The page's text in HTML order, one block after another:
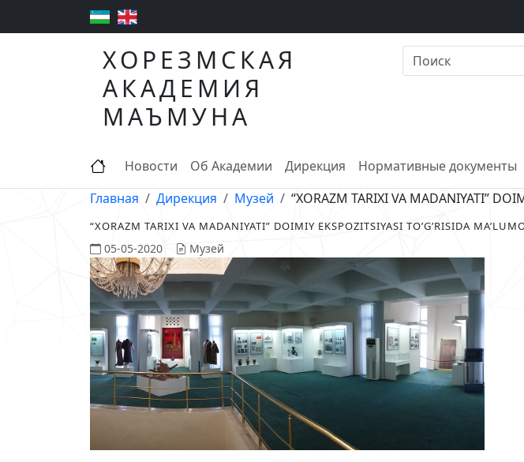
ХОРЕЗМСКАЯ
АКАДЕМИЯ
МАЪМУНА
Новости Об Академии Дирекция Нормативные документы
Главная
Дирекция Музей “XORAZM TARIXI VA MADANIYATI”
“XORAZM TARIXI VA MADANIYATI” DOIMIY EKSPOZITSIYASI TO’G’RISIDA
05-05-2020 Музей